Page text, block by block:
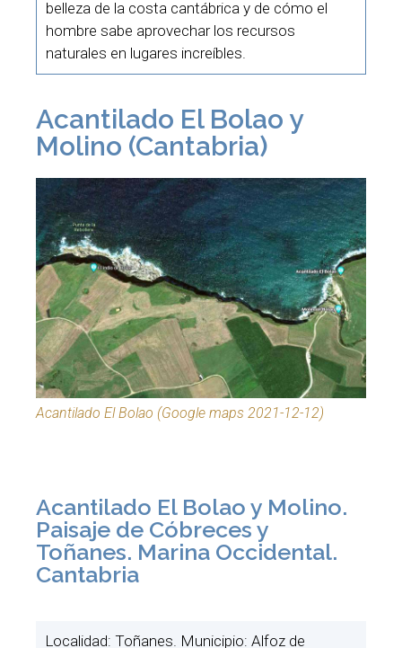
belleza de la costa cantábrica y de cómo el
hombre sabe aprovechar los recursos
naturales en lugares increíbles.
Acantilado El Bolao y
Molino (Cantabria)
Acantilado El Bolao (Google maps 2021-12-12)
Acantilado El Bolao y Molino.
Paisaje de Cóbreces y
Toñanes. Marina Occidental.
Cantabria
Localidad: Toñanes. Municipio: Alfoz de